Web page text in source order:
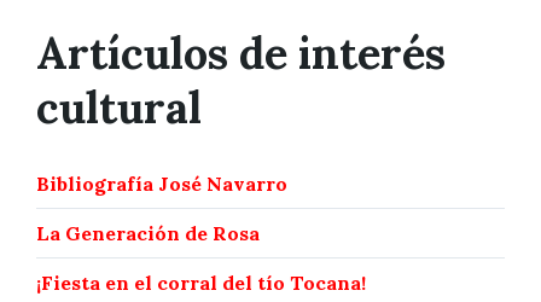
Artículos de interés
cultural
Bibliografía José Navarro
La Generación de Rosa
¡Fiesta en el corral del tío Tocana!